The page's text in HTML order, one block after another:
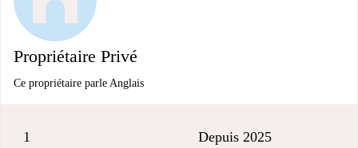
Propriétaire Privé
Ce propriétaire parle Anglais
1 Depuis 2025